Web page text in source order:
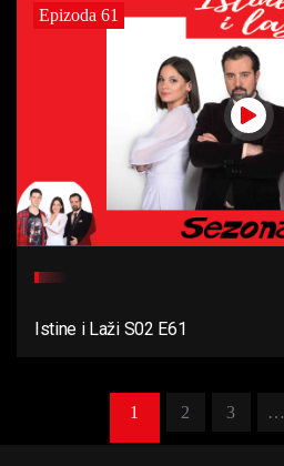
Epizoda 61
Istine i Laži S02 E61
1 2 3 …